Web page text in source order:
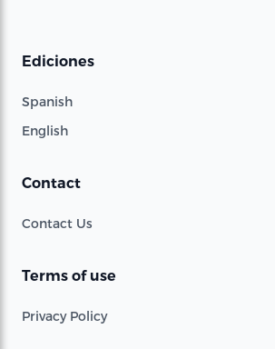
Ediciones
Spanish
English
Contact
Contact Us
Terms of use
Privacy Policy